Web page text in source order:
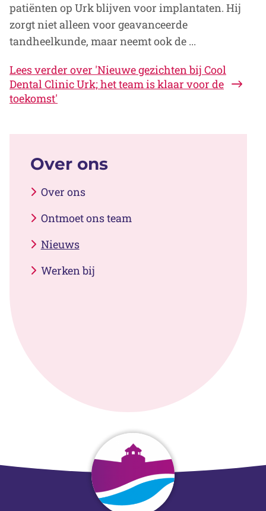
patiënten op Urk blijven voor implantaten. Hij
zorgt niet alleen voor geavanceerde
tandheelkunde, maar neemt ook de ...
Lees verder over 'Nieuwe gezichten bij Cool
Dental Clinic Urk; het team is klaar voor de
toekomst'
Over ons
Over ons
Ontmoet ons team
Nieuws
Werken bij